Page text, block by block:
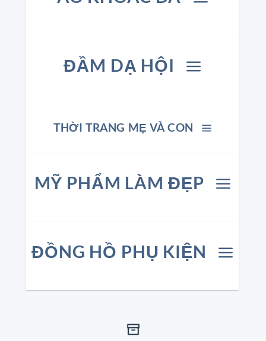
ĐẦM DẠ HỘI
THỜI TRANG MẸ VÀ CON
MỸ PHẨM LÀM ĐẸP
ĐỒNG HỒ PHỤ KIỆN